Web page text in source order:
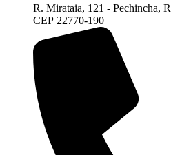
R. Mirataia, 121 - Pechincha,
CEP 22770-190